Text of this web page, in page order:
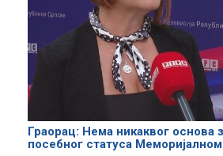
Граорац: Нема никаквог основа
посебног статуса